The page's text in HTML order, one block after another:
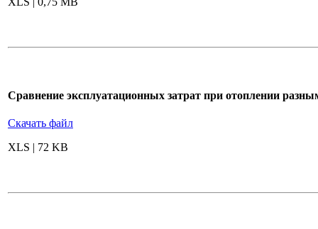
Сравнение эксплуатационных затрат при отоплении
Скачать файл
XLS | 72 KB